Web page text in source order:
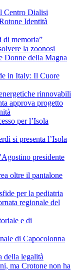
Centro Dialisi
Identità
di memoria”
la zoonosi
Donne della Magna
in Italy: Il Cuore
rinnovabili
approva progetto
per l’Isola
si presenta l’Isola
presidente
oltre il pantalone
per la pediatria
regionale del
e di
di Capocolonna
della legalità
ma Crotone non ha